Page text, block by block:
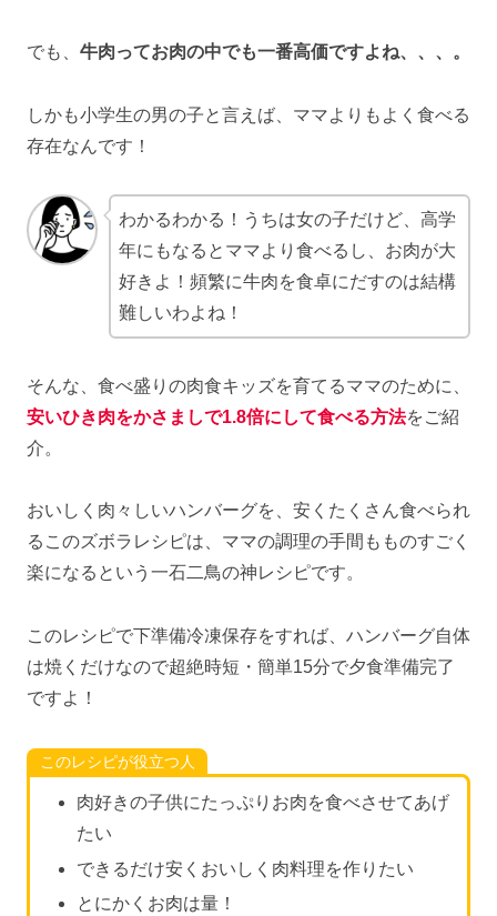
でも、 牛肉ってお肉の中でも一番高価ですよね、、、。
しかも小学生の男の子と言えば、ママよりもよく食べる
存在なんです！
わかるわかる！うちは女の子だけど、高学
年にもなるとママより食べるし、お肉が大
好きよ！頻繁に牛肉を食卓にだすのは結構
難しいわよね！
そんな、食べ盛りの肉食キッズを育てるママのために、
安いひき肉をかさましで1.8倍にして食べる方法をご紹
介。
おいしく肉々しいハンバーグを、安くたくさん食べられ
るこのズボラレシピは、ママの調理の手間もものすごく
楽になるという一石二鳥の神レシピです。
このレシピで下準備冷凍保存をすれば、ハンバーグ自体
は焼くだけなので超絶時短・簡単15分で夕食準備完了
ですよ！
このレシピが役立つ人
肉好きの子供にたっぷりお肉を食べさせてあげ
たい
できるだけ安くおいしく肉料理を作りたい
とにかくお肉は量！